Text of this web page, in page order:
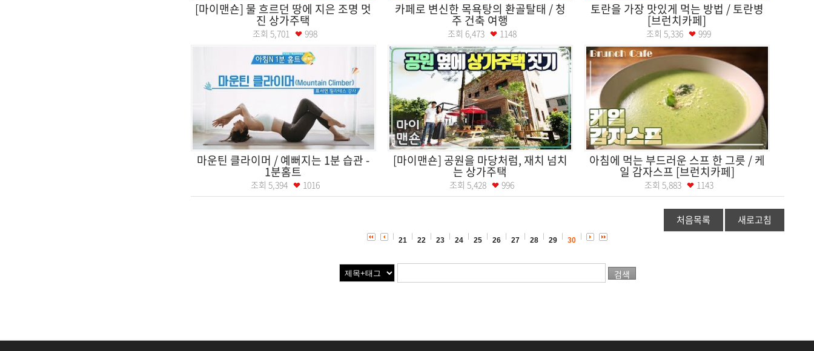
[마이맨숀] 물 흐르던 땅에 지은 조명 멋
진 상가주택
조회 5,701 998
카페로 변신한 목욕탕의 환골탈태 / 청
주 건축 여행
조회 6,473 1148
토란을 가장 맛있게 먹는 방법 / 토란병
[브런치카페]
조회 5,336 999
마운틴 클라이머 / 예뻐지는 1분 습관 -
1분홈트
조회 5,394 1016
[마이맨숀] 공원을 마당처럼, 재치 넘치
는 상가주택
조회 5,428 996
아침에 먹는 부드러운 스프 한 그릇 / 케
일 감자스프 [브런치카페]
조회 5,883 1143
처음목록 새로고침
21 22 23 24 25 26 27 28 29 30